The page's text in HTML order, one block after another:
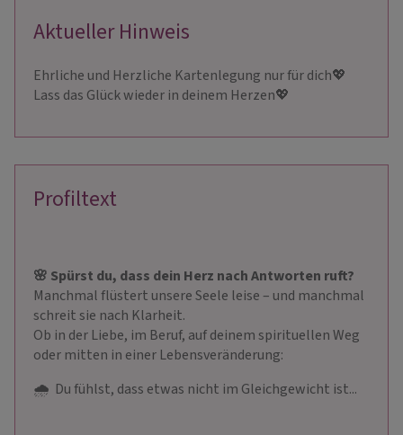
Aktueller Hinweis
Ehrliche und Herzliche Kartenlegung nur für dich💖
Lass das Glück wieder in deinem Herzen💖
Profiltext
🌸 Spürst du, dass dein Herz nach Antworten ruft?
Manchmal flüstert unsere Seele leise – und manchmal
schreit sie nach Klarheit.
Ob in der Liebe, im Beruf, auf deinem spirituellen Weg
oder mitten in einer Lebensveränderung:
🌧 ️ Du fühlst, dass etwas nicht im Gleichgewicht ist...